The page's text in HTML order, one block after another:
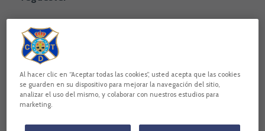
Tegueste
Copiar enlace
Al hacer clic en “Aceptar todas las cookies”, usted acepta que las cookies
se guarden en su dispositivo para mejorar la navegación del sitio,
analizar el uso del mismo, y colaborar con nuestros estudios para
marketing.